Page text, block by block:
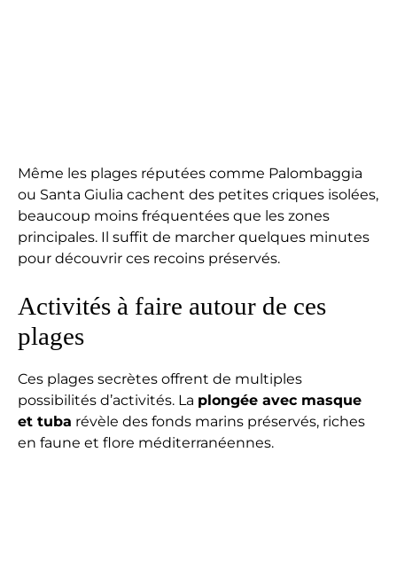
Même les plages réputées comme Palombaggia
ou Santa Giulia cachent des petites criques isolées,
beaucoup moins fréquentées que les zones
principales. Il suffit de marcher quelques minutes
pour découvrir ces recoins préservés.
Activités à faire autour de ces
plages
Ces plages secrètes offrent de multiples
possibilités d’activités. La plongée avec masque
et tuba révèle des fonds marins préservés, riches
en faune et flore méditerranéennes.